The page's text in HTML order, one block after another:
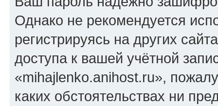
Однако не рекомендуется
регистрируясь на других
доступа к вашей учётной
«mihajlenko.anihost.ru»,
каких обстоятельствах ни